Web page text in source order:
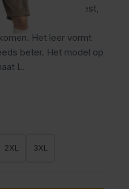
voor het Oktoberfest,
je verzorgd en
Het leer vormt
beter. Het model op
L.
2XL 3XL